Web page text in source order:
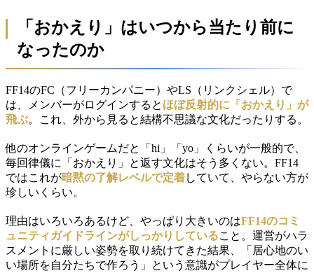
「おかえり」はいつから当たり前に
なったのか
FF14のFC（フリーカンパニー）やLS（リンクシェル）で
は、メンバーがログインすると ほぼ反射的に「おかえり」が
飛ぶ。これ、外から見ると結構不思議な文化だったりする。
他のオンラインゲームだと「hi」「yo」くらいが一般的で、
毎回律儀に「おかえり」と返す文化はそう多くない。FF14
ではこれが暗黙の了解レベルで定着していて、やらない方が
珍しいくらい。
理由はいろいろあるけど、やっぱり大きいのはFF14のコミ
ュニティガイドラインがしっかりしていること。運営がハラ
スメントに厳しい姿勢を取り続けてきた結果、「居心地のい
い場所を自分たちで作ろう」という意識がプレイヤー全体に